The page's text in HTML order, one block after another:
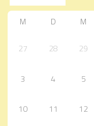
M D M
27 28 29
3 4 5
10 11 12